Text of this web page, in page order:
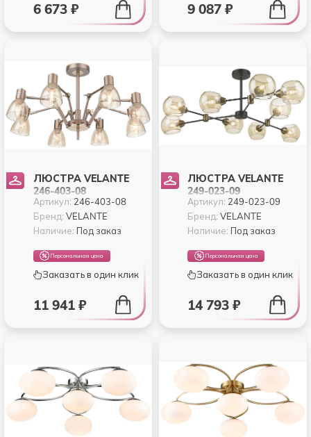
6 673 ₽ 9 087 ₽
ЛЮСТРА VELANTE
246-403-08
Артикул: 246-403-08
Бренд: VELANTE
Наличие: Под заказ
Персональная цена
Заказать в один клик
11 941 ₽
ЛЮСТРА VELANTE
249-023-09
Артикул: 249-023-09
Бренд:VELANTE
Наличие: Под заказ
Персональная цена
Заказать в один клик
14 793 ₽